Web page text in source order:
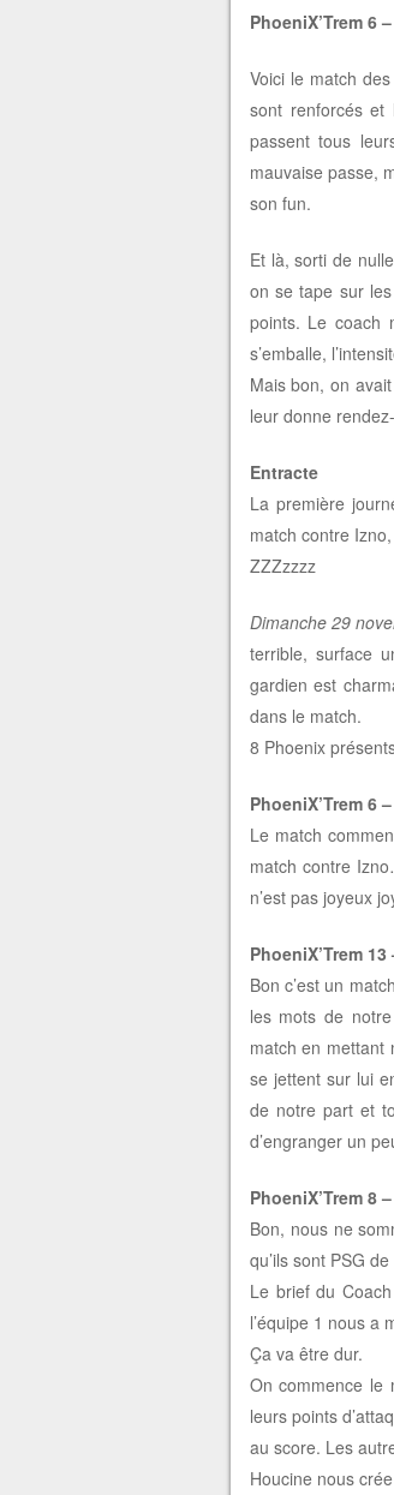
PhoeniX’Trem 6
Voici le match
sont renforcés et
passent tous
mauvaise passe,
son fun.
Et là, sorti de
on se tape sur
points. Le coach
s’emballe,
Mais bon, on
leur donne
Entracte
La première
match contre
ZZZzzzz
Dimanche 29
terrible, surface
gardien est
dans le match.
8 Phoenix
PhoeniX’Trem 6
Le match
match contre
n’est pas joyeux
PhoeniX’Trem
Bon c’est un
les mots de
match en mettant
se jettent sur lui
de notre part et
d’engranger un
PhoeniX’Trem 8
Bon, nous ne
qu’ils sont PSG
Le brief du
l’équipe 1 nous a
Ça va être dur.
On commence le
leurs points
au score. Les
Houcine nous